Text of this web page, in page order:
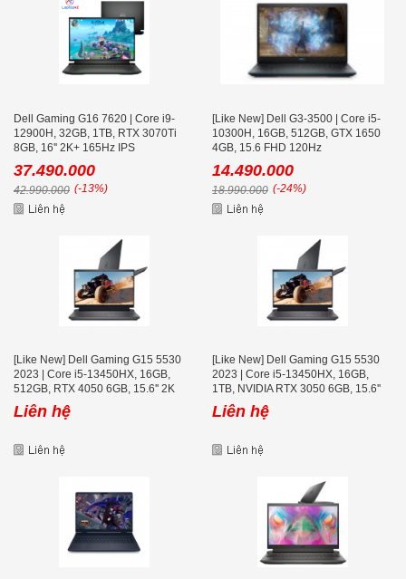
Dell Gaming G16 7620 | Core i9-
12900H, 32GB, 1TB, RTX 3070Ti
8GB, 16'' 2K+ 165Hz IPS
37.490.000
42.990.000 (-13%)
[Like New] Dell G3-3500 | Core i5-
10300H, 16GB, 512GB, GTX 1650
4GB, 15.6 FHD 120Hz
14.490.000
18.990.000 (-24%)
[Like New] Dell Gaming G15 5530
2023 | Core i5-13450HX, 16GB,
512GB, RTX 4050 6GB, 15.6'' 2K
240Hz
Liên hệ
[Like New] Dell Gaming G15 5530
2023 | Core i5-13450HX, 16GB,
1TB, NVIDIA RTX 3050 6GB, 15.6''
FHD 120Hz
Liên hệ